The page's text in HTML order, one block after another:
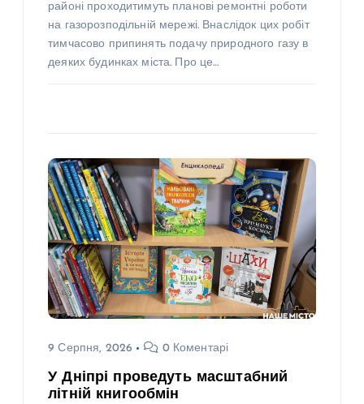
районі проходитимуть планові ремонтні роботи
на газорозподільній мережі. Внаслідок цих робіт
тимчасово припинять подачу природного газу в
деяких будинках міста. Про це…
9 Серпня, 2026 0 Коментарі
У Дніпрі проведуть масштабний
літній книгообмін